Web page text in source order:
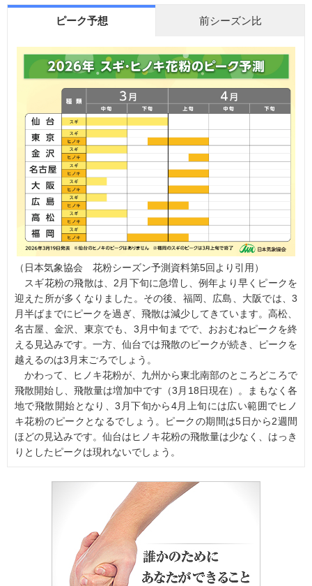
ピーク予想 前シーズン比
（日本気象協会 花粉シーズン予測資料第5回より引用）
スギ花粉の飛散は、2月下旬に急増し、例年より早くピークを
迎えた所が多くなりました。その後、福岡、広島、大阪では、3
月半ばまでにピークを過ぎ、飛散は減少してきています。高松、
名古屋、金沢、東京でも、3月中旬までで、おおむねピークを終
える見込みです。一方、仙台では飛散のピークが続き、ピークを
越えるのは3月末ごろでしょう。
かわって、ヒノキ花粉が、九州から東北南部のところどころで
飛散開始し、飛散量は増加中です（3月18日現在）。まもなく各
地で飛散開始となり、3月下旬から4月上旬には広い範囲でヒノ
キ花粉のピークとなるでしょう。ピークの期間は5日から2週間
ほどの見込みです。仙台はヒノキ花粉の飛散量は少なく、はっき
りとしたピークは現れないでしょう。